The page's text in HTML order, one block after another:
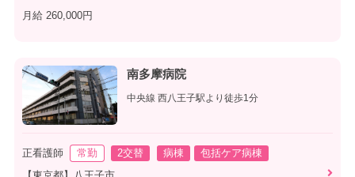
月給 260,000円
南多摩病院
中央線 西八王子駅より徒歩1分
正看護師 常勤 2交替 病棟
包括ケア病棟